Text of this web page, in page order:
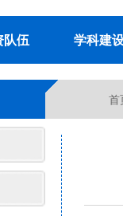
队伍 学科建
首